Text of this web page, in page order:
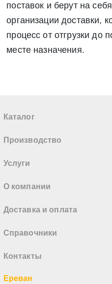
поставок и берут на
организации доставки,
процесс от отгрузки до
месте назначения.
Каталог
Производство
Услуги
О компании
Доставка и оплата
Справочники
Контакты
Ереван
Нажимая на кнопку
на обработку своих
статьей 9 Федерального